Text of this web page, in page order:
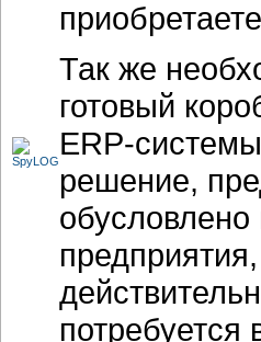
Так же
готовый
ERP-
решение,
обусловлено